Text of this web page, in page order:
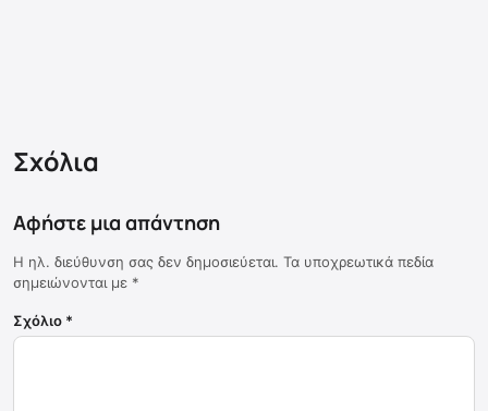
Σχόλια
Αφήστε μια απάντηση
Η ηλ. διεύθυνση σας δεν δημοσιεύεται. Τα υποχρεωτικά πεδία
σημειώνονται με *
Σχόλιο *